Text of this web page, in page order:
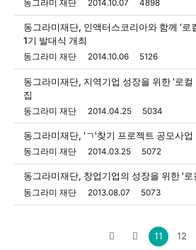
동그라미 재단 2014.10.07 4898
동그라미재단, 인액터스코리아와 함께 ‘로
1기 발대식 개최
동그라미 재단 2014.10.06 5126
동그라미재단, 지역기업 성장을 위한 ‘로컬
집
동그라미 재단 2014.04.25 5034
동그라미재단, 'ㄱ'찾기 프로젝트 공모사업
동그라미 재단 2014.03.25 5072
동그라미재단, 창업기업의 성장을 위한 '
동그라미 재단 2013.08.07 5073
11 12